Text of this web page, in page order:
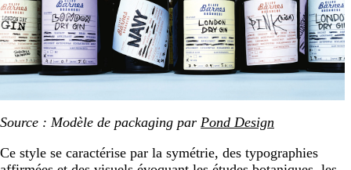
Source : Modèle de packaging par Pond Design
Ce style se caractérise par la symétrie, des typographies